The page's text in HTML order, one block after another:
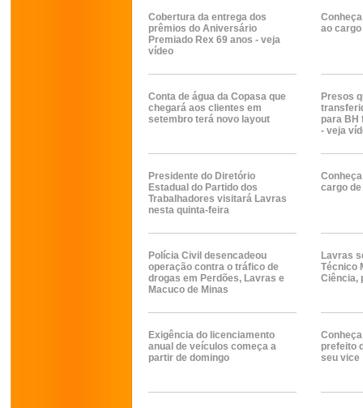
Cobertura da entrega dos
prêmios do Aniversário
Premiado Rex 69 anos - veja
vídeo
ao
Conta de água da Copasa que
chegará aos clientes em
setembro terá novo layout
Presos
para BH
- veja
Presidente do Diretório
Estadual do Partido dos
Trabalhadores visitará Lavras
nesta quinta-feira
cargo
Polícia Civil desencadeou
operação contra o tráfico de
drogas em Perdões, Lavras e
Macuco de Minas
Lavras
Técnico
Ciência,
Exigência do licenciamento
anual de veículos começa a
partir de domingo
prefeito
seu vice